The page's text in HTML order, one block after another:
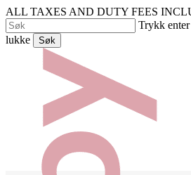
Skip
to
main
content
ALL TAXES AND DUTY FEES
Trykk
lukke
Søk